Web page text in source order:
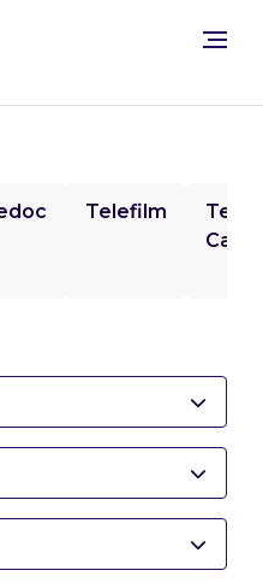
Telefilm